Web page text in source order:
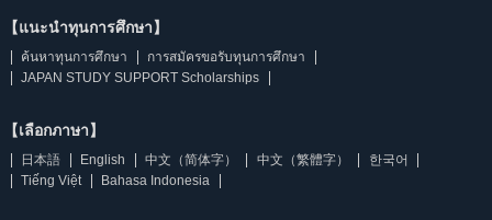
【แนะนำทุนการศึกษา】
ค้นหาทุนการศึกษา
การสมัครขอรับทุนการศึกษา
JAPAN STUDY SUPPORT Scholarships
【เลือกภาษา】
日本語 English 中文（简体字） 中文（繁體字）
한국어
Tiếng Việt
Bahasa Indonesia